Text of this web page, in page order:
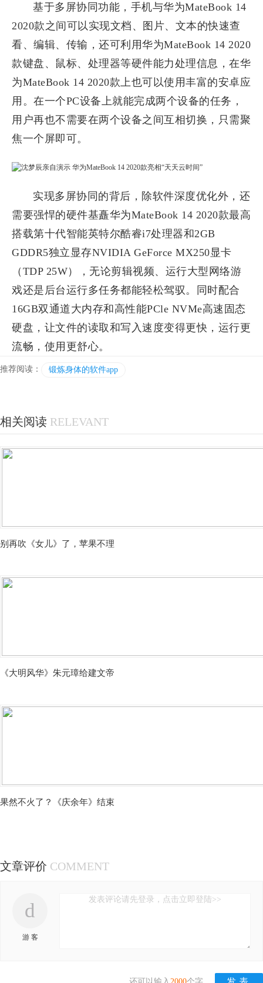
基于多屏协同功能，手机与华为MateBook 14
2020款之间可以实现文档、图片、文本的快速查
看、编辑、传输，还可利用华为MateBook 14 2020
款键盘、鼠标、处理器等硬件能力处理信息，在华
为MateBook 14 2020款上也可以使用丰富的安卓应
用。在一个PC设备上就能完成两个设备的任务，
用户再也不需要在两个设备之间互相切换，只需聚
焦一个屏即可。
实现多屏协同的背后，除软件深度优化外，还
需要强悍的硬件基矗华为MateBook 14 2020款最高
搭载第十代智能英特尔酷睿i7处理器和2GB
GDDR5独立显存NVIDIA GeForce MX250显卡
（TDP 25W），无论剪辑视频、运行大型网络游
戏还是后台运行多任务都能轻松驾驭。同时配合
16GB双通道大内存和高性能PCle NVMe高速固态
硬盘，让文件的读取和写入速度变得更快，运行更
流畅，使用更舒心。
推荐阅读： 锻炼身体的软件app
相关阅读 RELEVANT
别再吹《女儿》了，苹果不理
《大明风华》朱元璋给建文帝
果然不火了？《庆余年》结束
文章评价 COMMENT
d
游 客
发表评论请先登录，点击立即登陆>>
还可以输入 2000个字